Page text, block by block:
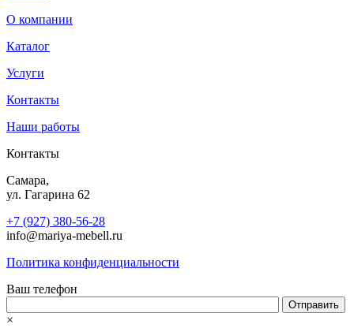
О компании
Каталог
Услуги
Контакты
Наши работы
Контакты
Самара,
ул. Гагарина 62
+7 (927) 380-56-28
info@mariya-mebell.ru
Политика конфиденциальности
Ваш телефон
×